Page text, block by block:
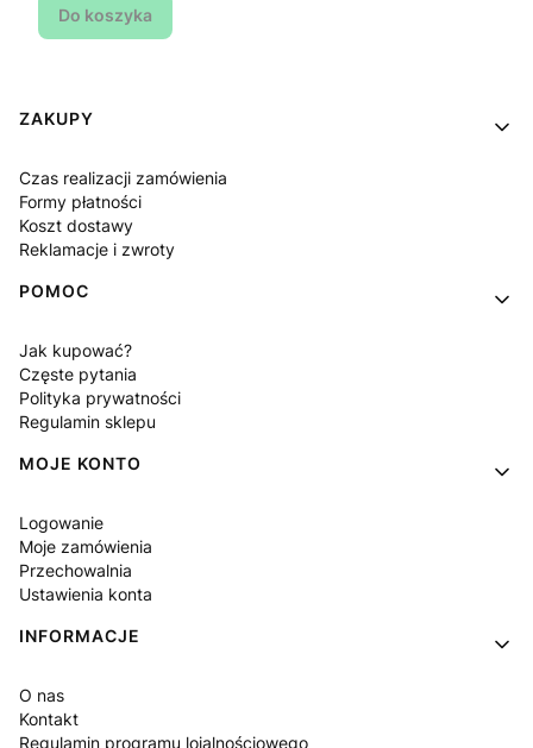
Do koszyka
Linki w stopce
ZAKUPY
Czas realizacji zamówienia
Formy płatności
Koszt dostawy
Reklamacje i zwroty
POMOC
Jak kupować?
Częste pytania
Polityka prywatności
Regulamin sklepu
MOJE KONTO
Logowanie
Moje zamówienia
Przechowalnia
Ustawienia konta
INFORMACJE
O nas
Kontakt
Regulamin programu lojalnościowego